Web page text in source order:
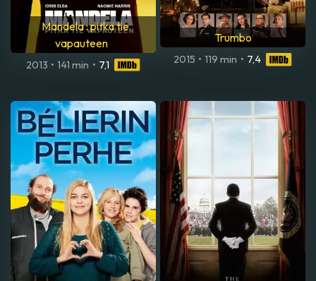
Mandela : pitkä tie
vapauteen
2013 • 141 min • 7,1
Trumbo
2015 • 119 min • 7,4